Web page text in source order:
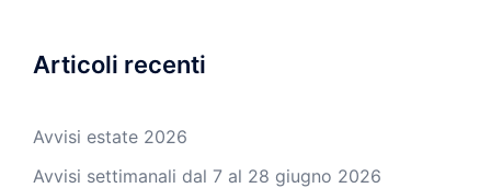
Articoli recenti
Avvisi estate 2026
Avvisi settimanali dal 7 al 28 giugno 2026